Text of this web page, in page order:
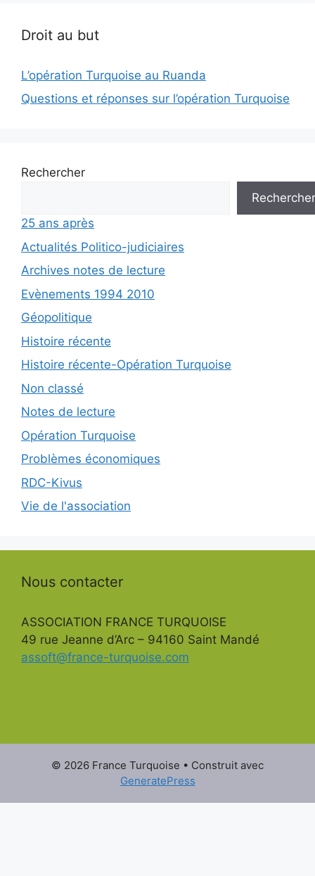
Droit au but
L’opération Turquoise au Ruanda
Questions et réponses sur l’opération Turquoise
Rechercher
Rechercher
25 ans après
Actualités Politico-judiciaires
Archives notes de lecture
Evènements 1994 2010
Géopolitique
Histoire récente
Histoire récente-Opération Turquoise
Non classé
Notes de lecture
Opération Turquoise
Problèmes économiques
RDC-Kivus
Vie de l'association
Nous contacter
ASSOCIATION FRANCE TURQUOISE
49 rue Jeanne d’Arc – 94160 Saint Mandé
assoft@france-turquoise.com
© 2026 France Turquoise • Construit avec
GeneratePress